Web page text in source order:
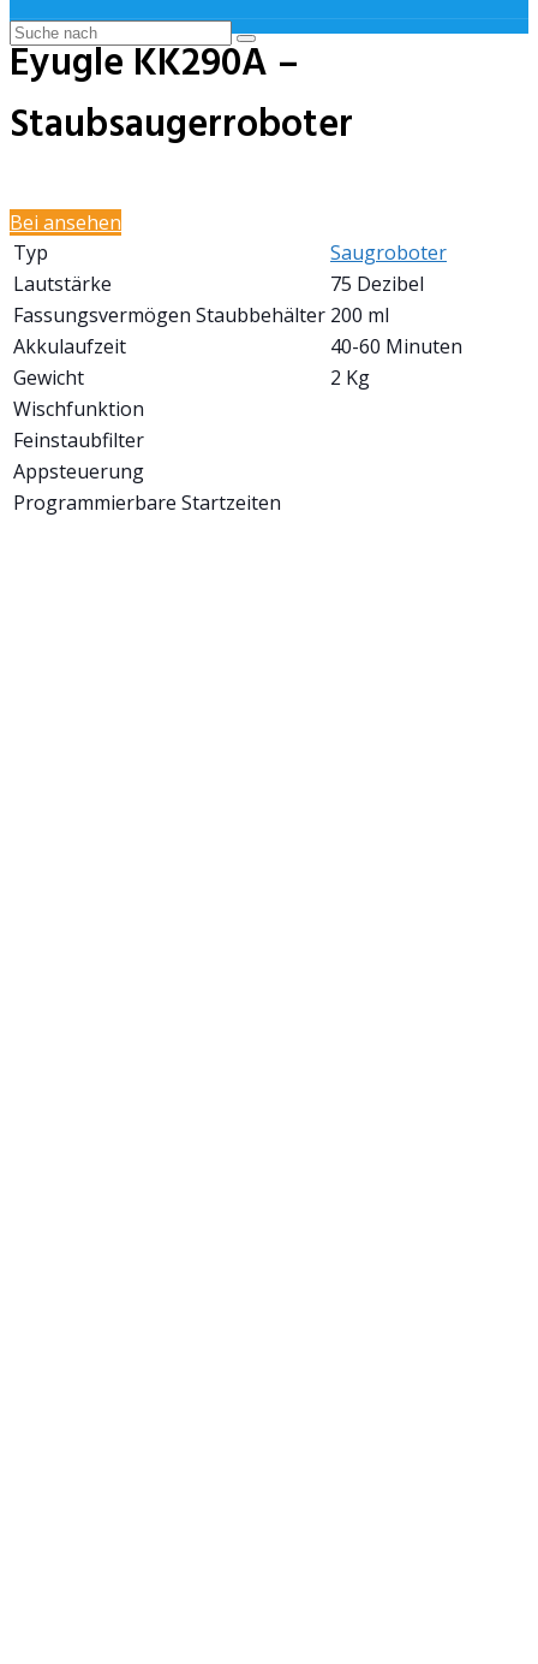
Eyugle KK290A –
Staubsaugerroboter
Bei ansehen
Typ
Saugroboter
Lautstärke
75 Dezibel
Fassungsvermögen Staubbehälter 200 ml
Akkulaufzeit
40-60 Minuten
Gewicht
2 Kg
Wischfunktion
Feinstaubfilter
Appsteuerung
Programmierbare Startzeiten